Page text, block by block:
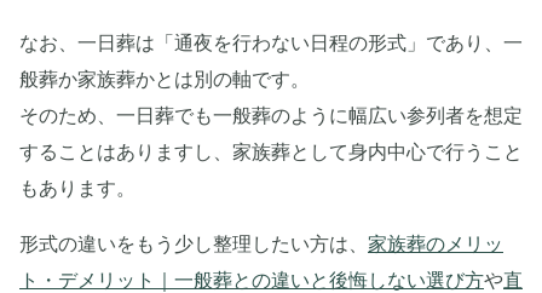
なお、一日葬は「通夜を行わない日程の形式」であり、一
般葬か家族葬かとは別の軸です。
そのため、一日葬でも一般葬のように幅広い参列者を想定
することはありますし、家族葬として身内中心で行うこと
もあります。
形式の違いをもう少し整理したい方は、 家族葬のメリッ
ト・デメリット｜一般葬との違いと後悔しない選び方や直